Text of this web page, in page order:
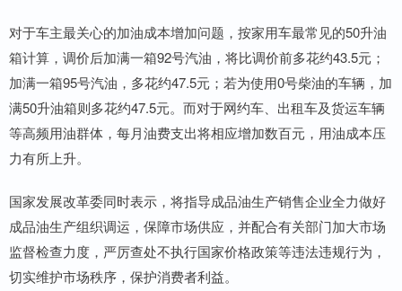
对于车主最关心的加油成本增加问题，按家用车最常见的50升油
箱计算，调价后加满一箱92号汽油，将比调价前多花约43.5元；
加满一箱95号汽油，多花约47.5元；若为使用0号柴油的车辆，加
满50升油箱则多花约47.5元。而对于网约车、出租车及货运车辆
等高频用油群体，每月油费支出将相应增加数百元，用油成本压
力有所上升。
国家发展改革委同时表示，将指导成品油生产销售企业全力做好
成品油生产组织调运，保障市场供应，并配合有关部门加大市场
监督检查力度，严厉查处不执行国家价格政策等违法违规行为，
切实维护市场秩序，保护消费者利益。